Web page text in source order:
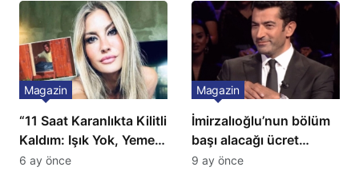
“11 Saat Karanlıkta Kilitli
Kaldım: Işık Yok, Yemek
Yok, Tuvalet Yok!”
Magazin
6 ay önce
İmirzalıoğlu’nun bölüm
başı alacağı ücret
Türkiye’de bir ilk:
Magazin
9 ay önce